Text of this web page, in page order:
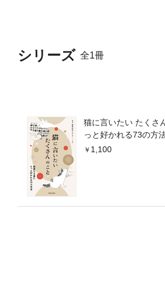
シリーズ 全1冊
猫に言いたい たくさ
っと好かれる73の方
1,100